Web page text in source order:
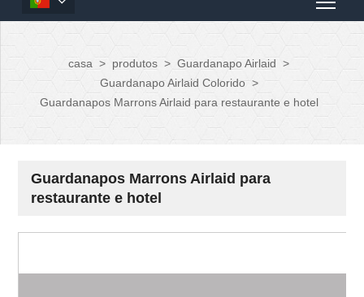
casa > produtos > Guardanapo Airlaid >
Guardanapo Airlaid Colorido >
Guardanapos Marrons Airlaid para restaurante e hotel
Guardanapos Marrons Airlaid para
restaurante e hotel